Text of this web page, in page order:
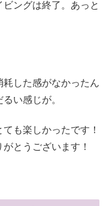
ングは終了。あっと
した感がなかったん
い感じが。
も楽しかったです！
とうございます！